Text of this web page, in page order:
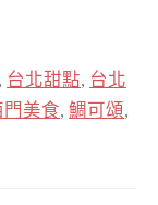
, 台北甜點, 台北
門美食, 鯛可頌,